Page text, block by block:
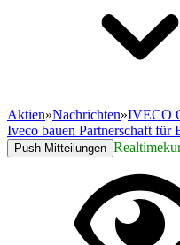
Aktien»Nachrichten»IVECO
Iveco bauen Partnerschaft für
Push Mitteilungen